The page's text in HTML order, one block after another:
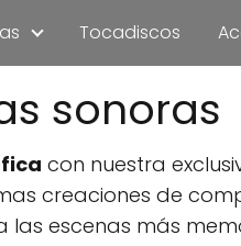
Tocadiscos
sonoras
con nuestra
creaciones de
escenas más